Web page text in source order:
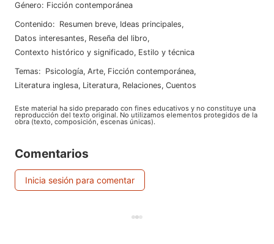
Género: Ficción contemporánea
Contenido: Resumen breve, Ideas principales,
Datos interesantes, Reseña del libro,
Contexto histórico y significado, Estilo y técnica
Temas: psicología, arte, ficción contemporánea,
literatura inglesa, literatura, relaciones, cuentos
Este material ha sido preparado con fines educativos y no constituye una
reproducción del texto original. No utilizamos elementos protegidos de la
obra (texto, composición, escenas únicas).
Comentarios
Inicia sesión para comentar